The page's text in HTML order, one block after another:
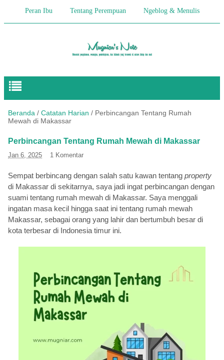
Peran Ibu Tentang Perempuan Ngeblog & Menulis
Pendidikan Anak
Beranda / Catatan Harian / Perbincangan Tentang Rumah
Mewah di Makassar
Perbincangan Tentang Rumah Mewah di Makassar
Jan 6, 2025 1 Komentar
Sempat berbincang dengan salah satu kawan tentang property
di Makassar di sekitarnya, saya jadi ingat perbincangan dengan
suami tentang rumah mewah di Makassar. Saya menggali
ingatan masa kecil hingga saat ini tentang rumah mewah
Makassar, sebagai orang yang lahir dan bertumbuh besar di
kota terbesar di Indonesia timur ini.